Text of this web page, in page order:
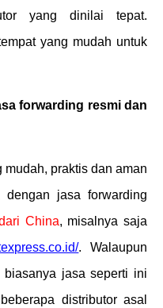
yang dinilai tepat.
yang mudah untuk
forwarding resmi dan
praktis dan aman
jasa forwarding
China, misalnya saja
. Walaupun
jasa seperti ini
distributor asal